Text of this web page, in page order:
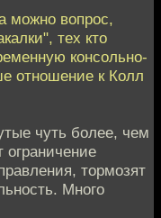
можно вопрос,
тех кто
консольно-
отношение к Колл
чуть более, чем
ограничение
тормозят
Много